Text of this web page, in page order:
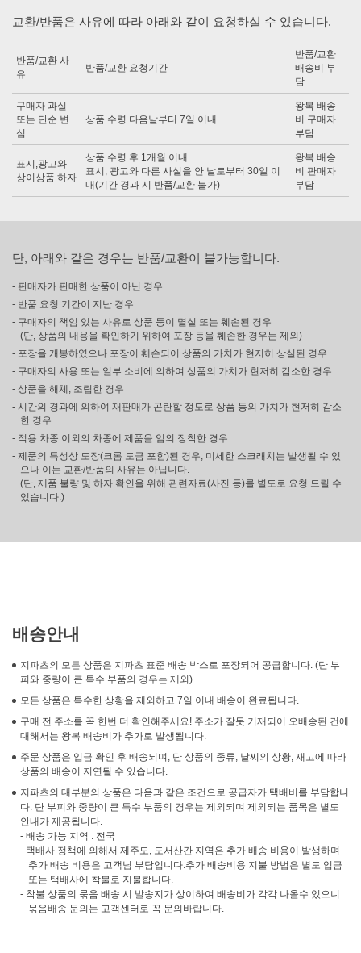
교환/반품은 사유에 따라 아래와 같이 요청하실 수 있습니다.
반품/교환 사
유
반품/교환 요청기간
반품/교환
배송비 부
담
구매자 과실
또는 단순 변
심
상품 수령 다음날부터 7일 이내
왕복 배송
비 구매자
부담
표시,광고와
상이상품 하자
상품 수령 후 1개월 이내
표시, 광고와 다른 사실을 안 날로부터 30일 이
내(기간 경과 시 반품/교환 불가)
왕복 배송
비 판매자
부담
단, 아래와 같은 경우는 반품/교환이 불가능합니다.
- 판매자가 판매한 상품이 아닌 경우
- 반품 요청 기간이 지난 경우
- 구매자의 책임 있는 사유로 상품 등이 멸실 또는 훼손된 경우
(단, 상품의 내용을 확인하기 위하여 포장 등을 훼손한 경우는 제외)
- 포장을 개봉하였으나 포장이 훼손되어 상품의 가치가 현저히 상실된 경우
- 구매자의 사용 또는 일부 소비에 의하여 상품의 가치가 현저히 감소한 경우
- 상품을 해체, 조립한 경우
- 시간의 경과에 의하여 재판매가 곤란할 정도로 상품 등의 가치가 현저히 감소
한 경우
- 적용 차종 이외의 차종에 제품을 임의 장착한 경우
- 제품의 특성상 도장(크롬 도금 포함)된 경우, 미세한 스크래치는 발생될 수 있
으나 이는 교환/반품의 사유는 아닙니다.
(단, 제품 불량 및 하자 확인을 위해 관련자료(사진 등)를 별도로 요청 드릴 수
있습니다.)
배송안내
지파츠의 모든 상품은 지파츠 표준 배송 박스로 포장되어 공급합니다. (단 부
피와 중량이 큰 특수 부품의 경우는 제외)
모든 상품은 특수한 상황을 제외하고 7일 이내 배송이 완료됩니다.
구매 전 주소를 꼭 한번 더 확인해주세요! 주소가 잘못 기재되어 오배송된 건에
대해서는 왕복 배송비가 추가로 발생됩니다.
주문 상품은 입금 확인 후 배송되며, 단 상품의 종류, 날씨의 상황, 재고에 따라
상품의 배송이 지연될 수 있습니다.
지파츠의 대부분의 상품은 다음과 같은 조건으로 공급자가 택배비를 부담합니
다. 단 부피와 중량이 큰 특수 부품의 경우는 제외되며 제외되는 품목은 별도
안내가 제공됩니다.
- 배송 가능 지역 : 전국
- 택배사 정책에 의해서 제주도, 도서산간 지역은 추가 배송 비용이 발생하며
추가 배송 비용은 고객님 부담입니다.추가 배송비용 지불 방법은 별도 입금
또는 택배사에 착불로 지불합니다.
- 착불 상품의 묶음 배송 시 발송지가 상이하여 배송비가 각각 나올수 있으니
묶음배송 문의는 고객센터로 꼭 문의바랍니다.